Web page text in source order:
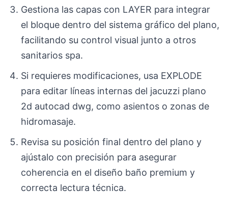
Gestiona las capas con LAYER para integrar
el bloque dentro del sistema gráfico del plano,
facilitando su control visual junto a otros
sanitarios spa.
Si requieres modificaciones, usa EXPLODE
para editar líneas internas del jacuzzi plano
2d autocad dwg, como asientos o zonas de
hidromasaje.
Revisa su posición final dentro del plano y
ajústalo con precisión para asegurar
coherencia en el diseño baño premium y
correcta lectura técnica.